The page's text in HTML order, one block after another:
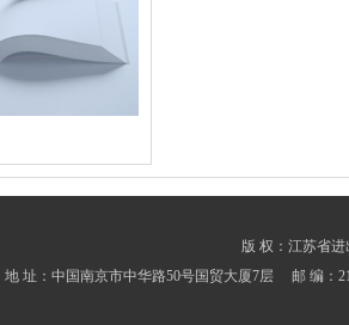
版 权：江苏省
地 址：中国南京市中华路50号国贸大厦7层 邮 编：